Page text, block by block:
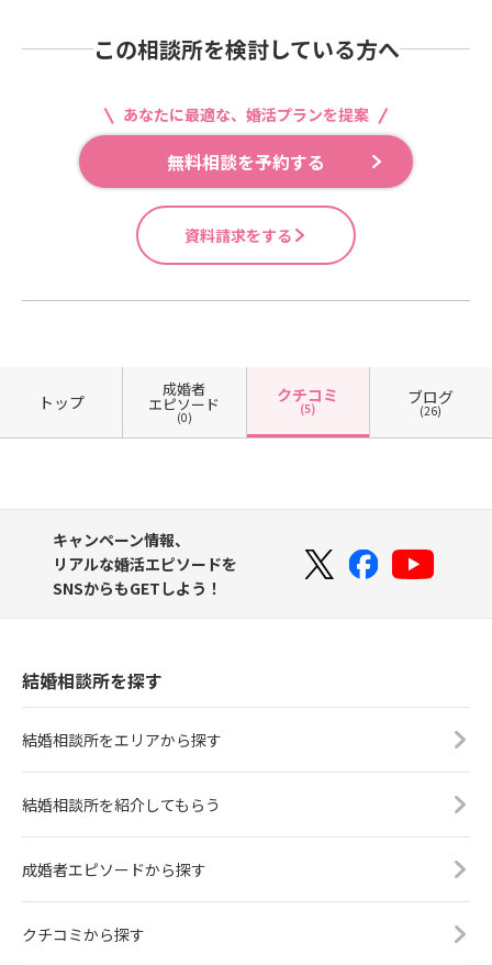
この相談所を検討している方へ
あなたに最適な、婚活プランを提案
無料相談を予約する
資料請求をする
トップ
成婚者
エピソード
(0)
クチコミ
(5)
ブログ
(26)
キャンペーン情報、
リアルな婚活エピソードを
SNSからもGETしよう！
結婚相談所を探す
結婚相談所をエリアから探す
結婚相談所を紹介してもらう
成婚者エピソードから探す
クチコミから探す